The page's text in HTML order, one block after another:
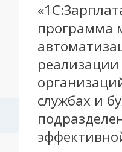
программа
службах и